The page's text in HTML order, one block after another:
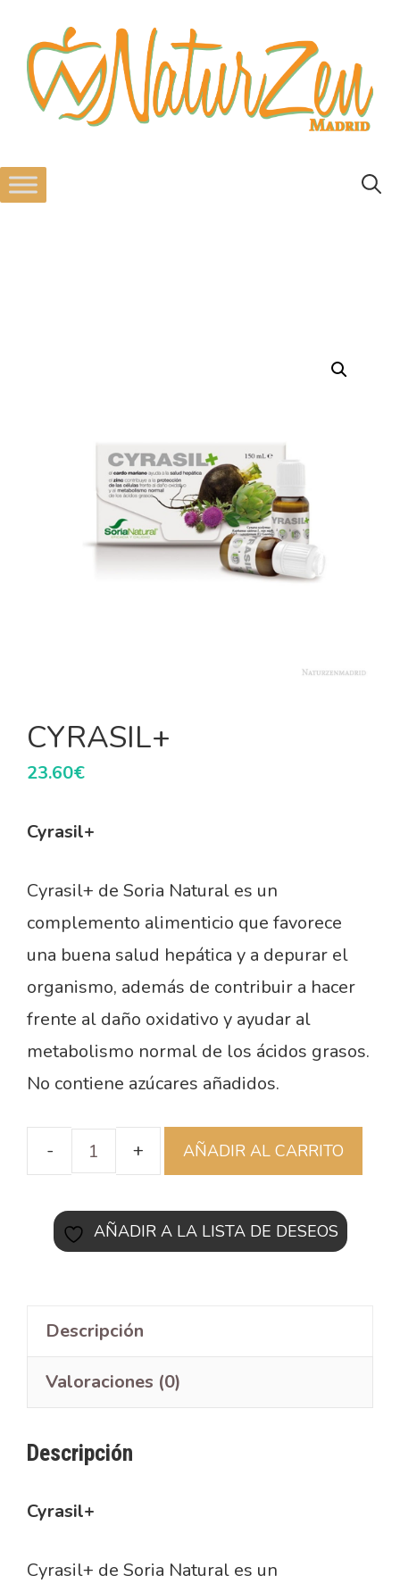
CYRASIL+
23.60€
Cyrasil+
Cyrasil+ de Soria Natural es un
complemento alimenticio que favorece
una buena salud hepática y a depurar el
organismo, además de contribuir a hacer
frente al daño oxidativo y ayudar al
metabolismo normal de los ácidos grasos.
No contiene azúcares añadidos.
AÑADIR AL CARRITO
AÑADIR A LA LISTA DE DESEOS
Descripción
Valoraciones (0)
Descripción
Cyrasil+
Cyrasil+ de Soria Natural es un